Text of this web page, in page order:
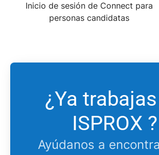
Inicio de sesión de Connect para
personas candidatas
¿Ya
ISPROX ?
Ayúdanos a